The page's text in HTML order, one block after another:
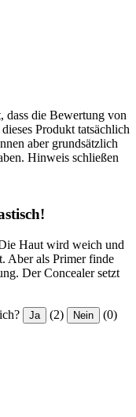
dass die Bewertung von
Produkt tatsächlich
aber grundsätzlich
Hinweis schließen
Haut wird weich und
Aber als Primer finde
Der Concealer setzt
Ja (2) Nein (0)